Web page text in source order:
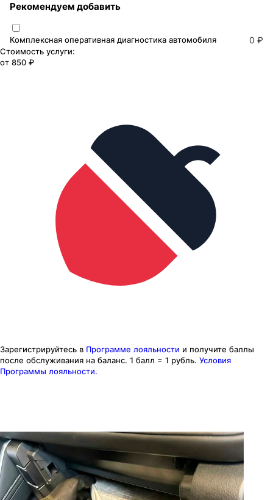
Рекомендуем добавить
Комплексная оперативная диагностика автомобиля 0 ₽
Стоимость услуги:
от 850 ₽
Зарегистрируйтесь в Программе лояльности и получите баллы
после обслуживания на баланс. 1 балл = 1 рубль. Условия
Программы лояльности.